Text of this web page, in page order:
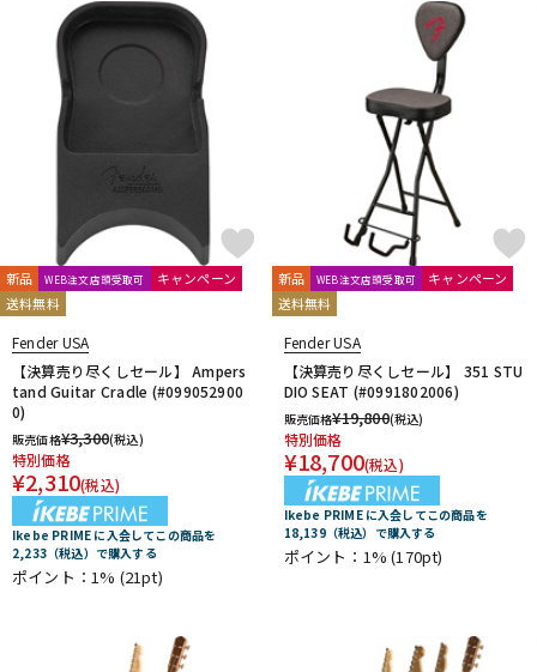
新品 WEB注文店頭受取可
キャンペーン
送料無料
Fender USA
【決算売り尽くしセール】 Ampers
tand Guitar Cradle (#099052900
0)
販売価格¥3,300(税込)
特別価格
¥2,310(税込)
Ikebe PRIME に入会してこの商品を
2,233（税込）で購入する
ポイント：1% (21pt)
新品 WEB注文店頭受取可
キャンペーン
送料無料
Fender USA
【決算売り尽くしセール】 351 STU
DIO SEAT (#0991802006)
販売価格¥19,800(税込)
特別価格
¥18,700(税込)
Ikebe PRIME に入会してこの商品を
18,139（税込）で購入する
ポイント：1%(170pt)